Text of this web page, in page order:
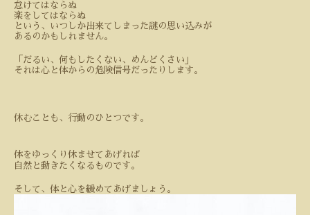
怠けてはならぬ
楽をしてはならぬ
という、いつしか出来てしまった謎の思い込みが
あるのかもしれません。
「だるい、何もしたくない、めんどくさい」
それは心と体からの危険信号だったりします。
休むことも、行動のひとつです。
体をゆっくり休ませてあげれば
自然と動きたくなるものです。
そして、体と心を緩めてあげましょう。